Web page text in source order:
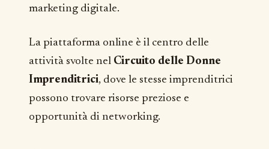
marketing digitale.
La piattaforma online è il centro delle
attività svolte nel Circuito delle Donne
Imprenditrici, dove le stesse imprenditrici
possono trovare risorse preziose e
opportunità di networking.